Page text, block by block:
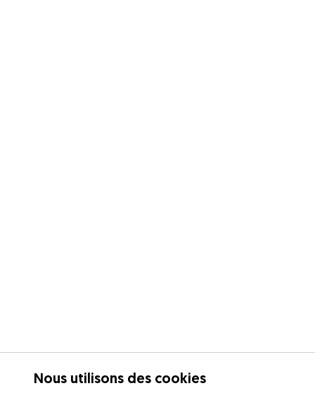
Nous utilisons des cookies